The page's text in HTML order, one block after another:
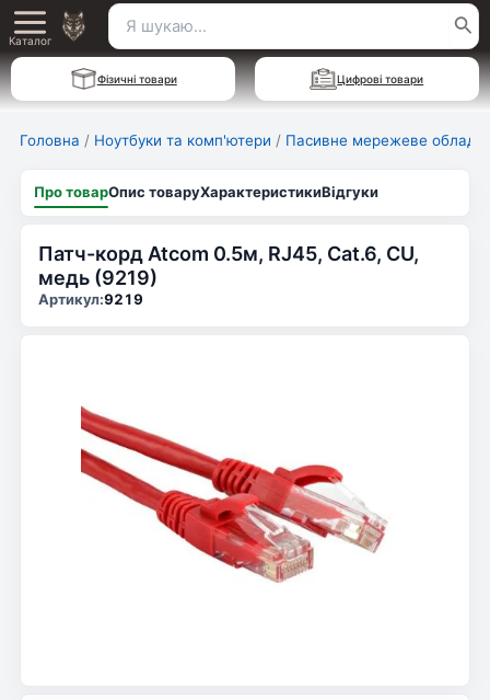
Перейти
до
вмісту
Main
Menu
Каталог
Пошук
для:
Фізичні товари Цифрові товари
Головна / Ноутбуки та комп'ютери / Пасивне мережеве
Про товарОпис товаруХарактеристикиВідгуки
Патч-корд Atcom 0.5м, RJ45, Cat.6, CU,
медь (9219)
Артикул:9219